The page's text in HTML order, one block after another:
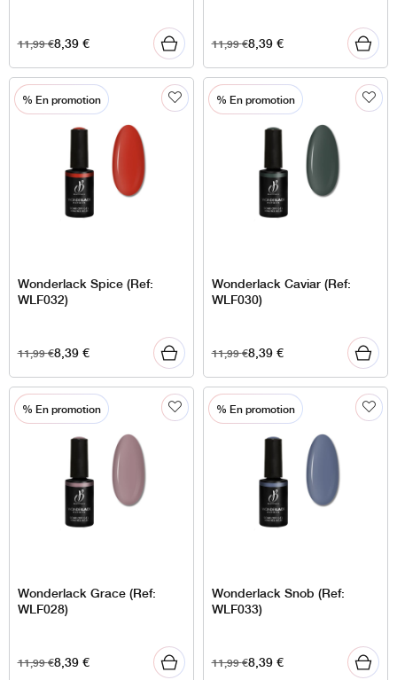
11,99€8,39€ 11,99€8,39€
% En promotion
Wonderlack Spice (Ref:
WLF032)
11,99€8,39€
% En promotion
Wonderlack Caviar (Ref:
WLF030)
11,99€8,39€
% En promotion
Wonderlack Grace (Ref:
WLF028)
11,99€8,39€
% En promotion
Wonderlack Snob (Ref:
WLF033)
11,99€8,39€